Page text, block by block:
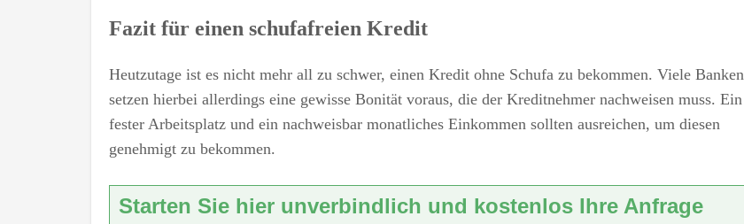
Fazit für einen schufafreien Kredit
Heutzutage ist es nicht mehr all zu schwer, einen Kredit ohne Schufa zu bekommen. Viele Banken
setzen hierbei allerdings eine gewisse Bonität voraus, die der Kreditnehmer nachweisen muss. Ein
fester Arbeitsplatz und ein nachweisbar monatliches Einkommen sollten ausreichen, um diesen
genehmigt zu bekommen.
Starten Sie hier unverbindlich und kostenlos Ihre Anfrage